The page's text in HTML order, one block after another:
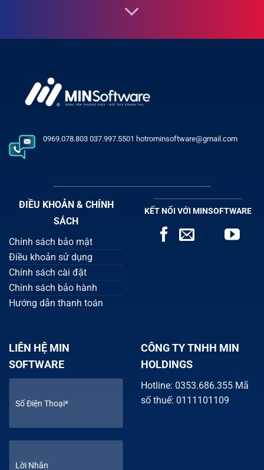
0969.078.803 037.997.5501 hotrominsoftware@gmail.com
ĐIỀU KHOẢN & CHÍNH
SÁCH
Chính sách bảo mật
Điều khoản sử dụng
Chính sách cài đặt
Chính sách bảo hành
Hướng dẫn thanh toán
KẾT NỐI VỚI MINSOFTWARE
LIÊN HỆ MIN
SOFTWARE
CÔNG TY TNHH MIN
HOLDINGS
Hotline: 0353.686.355 Mã
số thuế: 0111101109